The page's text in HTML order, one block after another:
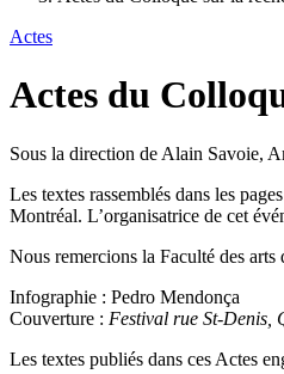
Actes
Actes du
Sous la direction de Alain Savoie,
Les textes rassemblés dans les
Montréal. L’organisatrice de cet
Nous remercions la Faculté des
Infographie : Pedro Mendonça
Couverture : Festival rue St-Denis,
Les textes publiés dans ces Actes